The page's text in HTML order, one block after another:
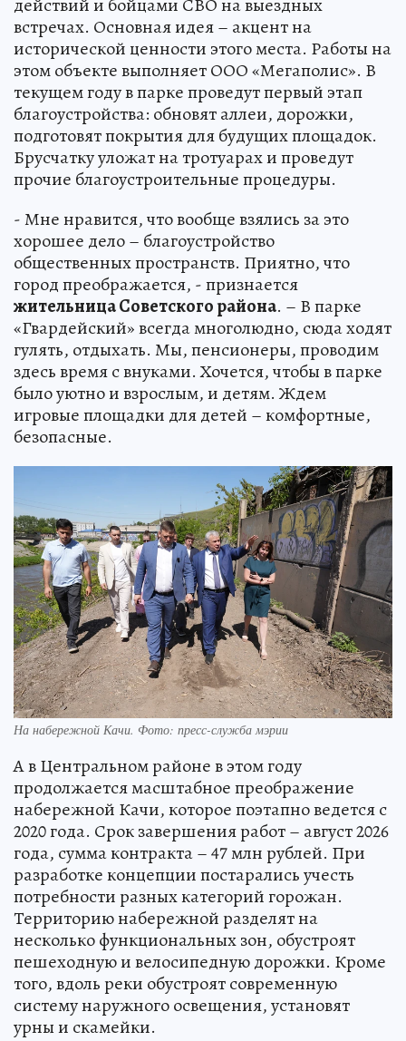
встречах. Основная идея – акцент на
исторической ценности этого места. Работы на
этом объекте выполняет ООО «Мегаполис». В
текущем году в парке проведут первый этап
благоустройства: обновят аллеи, дорожки,
подготовят покрытия для будущих площадок.
Брусчатку уложат на тротуарах и проведут
прочие благоустроительные процедуры.
- Мне нравится, что вообще взялись за это
хорошее дело – благоустройство
общественных пространств. Приятно, что
город преображается, - признается
жительница Советского района. – В парке
«Гвардейский» всегда многолюдно, сюда ходят
гулять, отдыхать. Мы, пенсионеры, проводим
здесь время с внуками. Хочется, чтобы в парке
было уютно и взрослым, и детям. Ждем
игровые площадки для детей – комфортные,
безопасные.
На набережной Качи. Фото: пресс-служба мэрии
А в Центральном районе в этом году
продолжается масштабное преображение
набережной Качи, которое поэтапно ведется с
2020 года. Срок завершения работ – август 2026
года, сумма контракта – 47 млн рублей. При
разработке концепции постарались учесть
потребности разных категорий горожан.
Территорию набережной разделят на
несколько функциональных зон, обустроят
пешеходную и велосипедную дорожки. Кроме
того, вдоль реки обустроят современную
систему наружного освещения, установят
урны и скамейки.